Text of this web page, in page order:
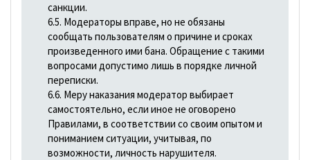
санкции.
6.5. Модераторы вправе, но не обязаны
сообщать пользователям о причине и сроках
произведенного ими бана. Обращение с такими
вопросами допустимо лишь в порядке личной
переписки.
6.6. Меру наказания модератор выбирает
самостоятельно, если иное не оговорено
Правилами, в соответствии со своим опытом и
пониманием ситуации, учитывая, по
возможности, личность нарушителя.